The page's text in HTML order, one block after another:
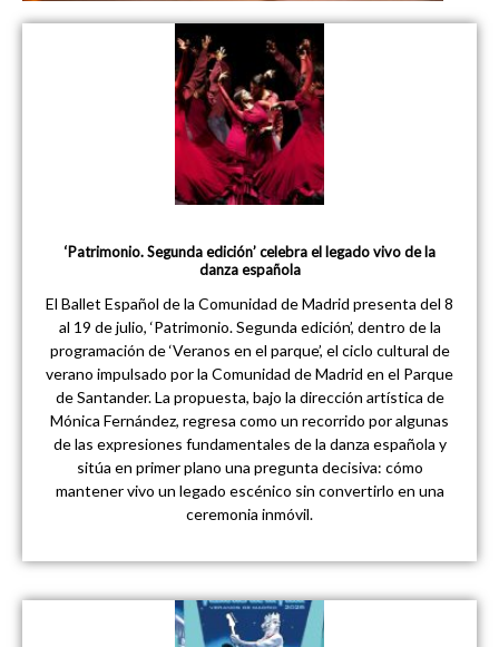
‘Patrimonio. Segunda edición’ celebra el legado vivo de la
danza española
El Ballet Español de la Comunidad de Madrid presenta del 8
al 19 de julio, ‘Patrimonio. Segunda edición’, dentro de la
programación de ‘Veranos en el parque’, el ciclo cultural de
verano impulsado por la Comunidad de Madrid en el Parque
de Santander. La propuesta, bajo la dirección artística de
Mónica Fernández, regresa como un recorrido por algunas
de las expresiones fundamentales de la danza española y
sitúa en primer plano una pregunta decisiva: cómo
mantener vivo un legado escénico sin convertirlo en una
ceremonia inmóvil.